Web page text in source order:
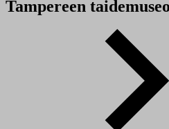
Tampereen taidemuseo